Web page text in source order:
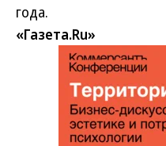
года.
«Газета.Ru»